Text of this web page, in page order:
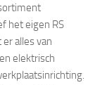
het eigen RS
alles van
elektrisch